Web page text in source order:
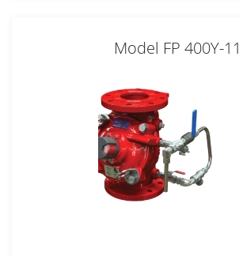
Model FP 400Y-11